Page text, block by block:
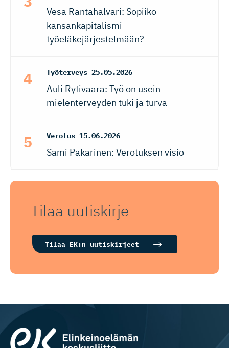
Vesa Rantahalvari: Sopiiko
kansankapitalismi
työeläkejärjestelmään?
Työterveys 25.05.2026
Auli Rytivaara: Työ on usein
mielenterveyden tuki ja turva
Verotus 15.06.2026
Sami Pakarinen: Verotuksen visio
Tilaa uutiskirje
Tilaa EK:n uutiskirjeet